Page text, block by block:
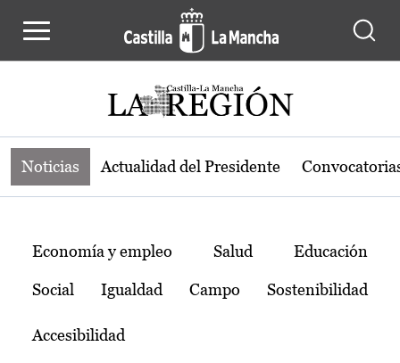
Noticias de la región de Castilla-La
Noticias Actualidad del Presidente
Temas
Economía y empleo Salud Educación
Social Igualdad Campo Sostenibilidad
Accesibilidad